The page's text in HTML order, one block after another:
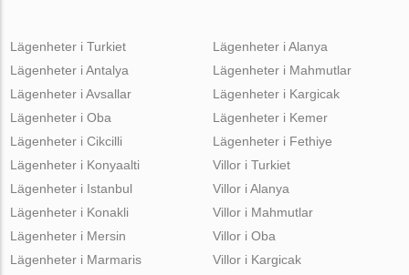
Lägenheter i Turkiet
Lägenheter i Antalya
Lägenheter i Avsallar
Lägenheter i Oba
Lägenheter i Cikcilli
Lägenheter i Alanya
Lägenheter i Mahmutlar
Lägenheter i Kargicak
Lägenheter i Kemer
Lägenheter i Fethiye
Lägenheter i Konyaalti
Lägenheter i Istanbul
Lägenheter i Konakli
Lägenheter i Mersin
Lägenheter i Marmaris
Villor i Turkiet
Villor i Alanya
Villor i Mahmutlar
Villor i Oba
Villor i Kargicak